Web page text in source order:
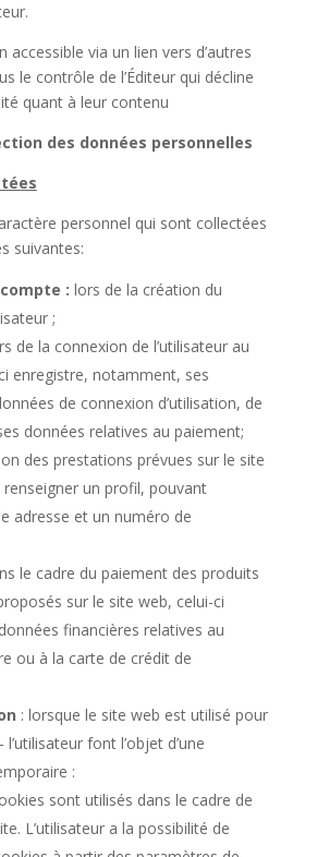
via un lien vers d’autres
le contrôle de l’Éditeur qui décline
quant à leur contenu
des données personnelles
personnel qui sont collectées
suivantes:
: lors de la création du
;
de la connexion de l’utilisateur au
enregistre, notamment, ses
de connexion d’utilisation, de
données relatives au paiement;
des prestations prévues sur le site
un profil, pouvant
adresse et un numéro de
le cadre du paiement des produits
sur le site web, celui-ci
financières relatives au
ou à la carte de crédit de
: lorsque le site web est utilisé pour
font l’objet d’une
:
sont utilisés dans le cadre de
L’utilisateur a la possibilité de